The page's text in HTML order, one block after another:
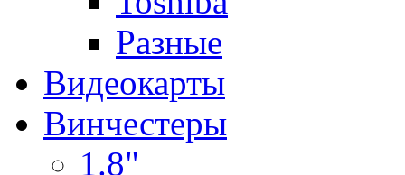
Разные
Видеокарты
Винчестеры
1.8"